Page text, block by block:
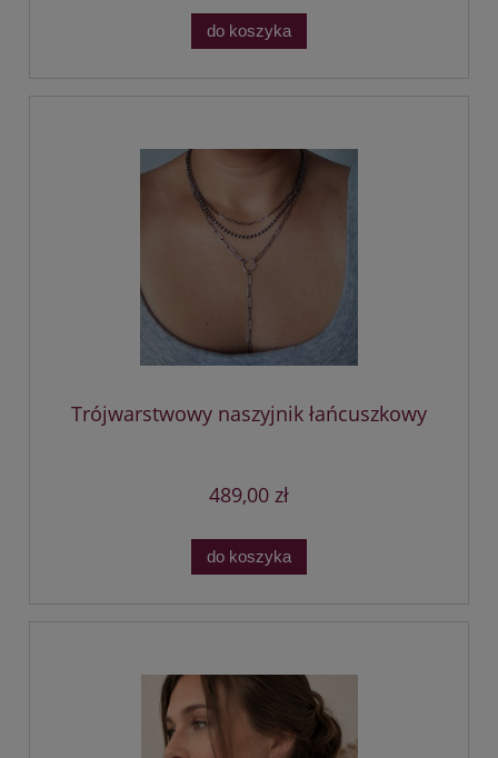
do koszyka
Trójwarstwowy naszyjnik łańcuszkowy
489,00 zł
do koszyka